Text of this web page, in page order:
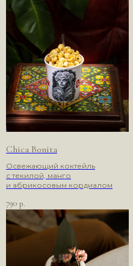
Chica Bonita
Освежающий коктейль
с текилой, манго
и абрикосовым кордиалом
790 р.